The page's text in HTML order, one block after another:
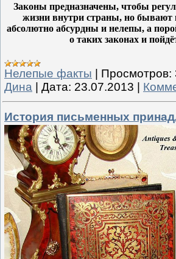
Законы предназначены, чтобы
жизни внутри страны, но бывают
абсолютно абсурдны и нелепы, а
о таких законах и
Нелепые факты Просмотров:
Дина
Дата: 23.07.2013
История письменных